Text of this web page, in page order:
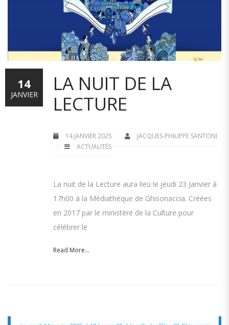
LA NUIT DE LA
LECTURE
14 JANVIER 2025
JACQUES-PHILIPPE SANTONI
ACTUALITÉS
La nuit de la Lecture aura lieu le jeudi 23 Janvier à
17h00 à la Médiathèque de Ghisonaccia. Créées
en 2017 par le ministère de la Culture pour
célébrer le
Read More...
14
JANVIER